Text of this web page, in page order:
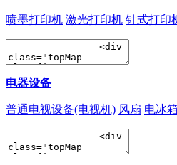
喷墨打印机 激光打印机 针式打印
电器设备
普通电视设备(电视机) 风扇 电冰箱